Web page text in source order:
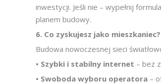
inwestycji. Jeśli nie – wypełnij
planem budowy.
6. Co zyskujesz jako mieszkaniec?
Budowa nowoczesnej sieci
• Szybki i stabilny internet – bez
• Swoboda wyboru operatora –